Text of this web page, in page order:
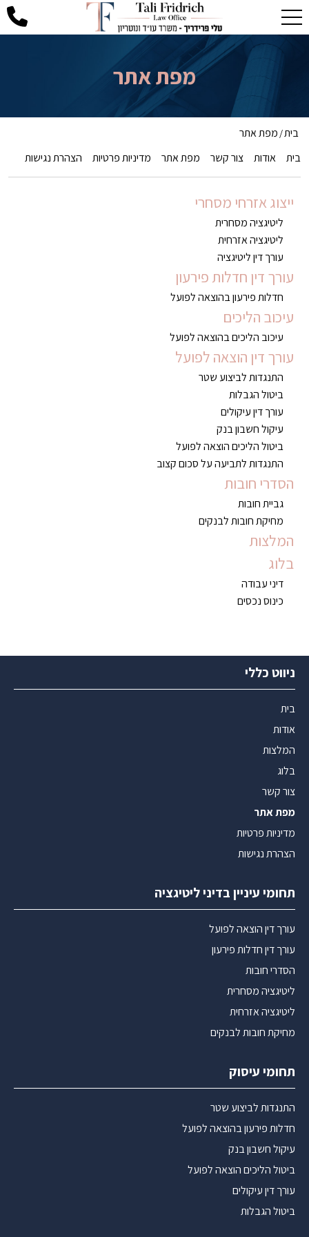
מפת אתר
בית/ מפת אתר
בית
אודות צור קשר מפת אתר מדיניות פרטיות הצהרת נגישות
ייצוג אזרחי מסחרי
ליטיגציה מסחרית
ליטיגציה אזרחית
עורך דין ליטיגציה
עורך דין חדלות פירעון
חדלות פירעון בהוצאה לפועל
עיכוב הליכים
עיכוב הליכים בהוצאה לפועל
עורך דין הוצאה לפועל
התנגדות לביצוע שטר
ביטול הגבלות
עורך דין עיקולים
עיקול חשבון בנק
ביטול הליכים הוצאה לפועל
התנגדות לתביעה על סכום קצוב
הסדרי חובות
גביית חובות
מחיקת חובות לבנקים
המלצות
בלוג
דיני עבודה
כינוס נכסים
ניווט כללי
בית
אודות
המלצות
בלוג
צור קשר
מפת אתר
מדיניות פרטיות
הצהרת נגישות
תחומי עיניין בדיני ליטיגציה
עורך דין הוצאה לפועל
עורך דין חדלות פירעון
הסדרי חובות
ליטיגציה מסחרית
ליטיגציה אזרחית
מחיקת חובות לבנקים
תחומי עיסוק
התנגדות לביצוע שטר
חדלות פירעון בהוצאה לפועל
עיקול חשבון בנק
ביטול הליכים הוצאה לפועל
עורך דין עיקולים
ביטול הגבלות